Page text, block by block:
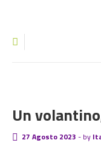
Un
27 Agosto 2023 - by